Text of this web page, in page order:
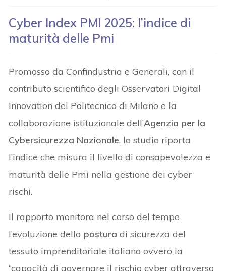
Cyber Index PMI 2025: l’indice di
maturità delle Pmi
Promosso da Confindustria e Generali, con il
contributo scientifico degli Osservatori Digital
Innovation del Politecnico di Milano e la
collaborazione istituzionale dell’Agenzia per la
Cybersicurezza Nazionale, lo studio riporta
l’indice che misura il livello di consapevolezza e
maturità delle Pmi nella gestione dei cyber
rischi.
Il rapporto monitora nel corso del tempo
l’evoluzione della posturadi sicurezza del
tessuto imprenditoriale italiano ovvero la
“capacità di governare il rischio cyber attraverso